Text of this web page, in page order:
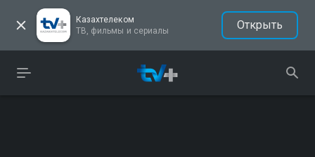
Казахтелеком
ТВ, фильмы и сериалы
Открыть